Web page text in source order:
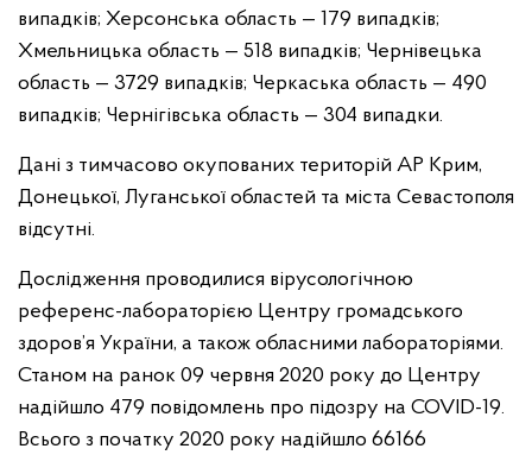
випадків; Херсонська область — 179 випадків;
Хмельницька область — 518 випадків; Чернівецька
область — 3729 випадків; Черкаська область — 490
випадків; Чернігівська область — 304 випадки.
Дані з тимчасово окупованих територій АР Крим,
Донецької, Луганської областей та міста Севастополя
відсутні.
Дослідження проводилися вірусологічною
референс-лабораторією Центру громадського
здоров’я України, а також обласними лабораторіями.
Станом на ранок 09 червня 2020 року до Центру
надійшло 479 повідомлень про підозру на COVID-19.
Всього з початку 2020 року надійшло 66166